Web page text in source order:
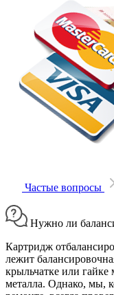
Частые вопросы
Нужно ли
Картридж
лежит
крыльчатке или
металла. Однако, мы,